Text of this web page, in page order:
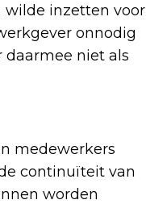
wilde inzetten voor
onnodig
niet als
medewerkers
continuïteit van
worden